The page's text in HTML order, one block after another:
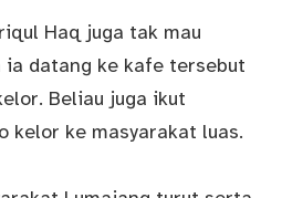
Haq juga tak mau
ia datang ke kafe tersebut
Beliau juga ikut
kelor ke masyarakat luas.